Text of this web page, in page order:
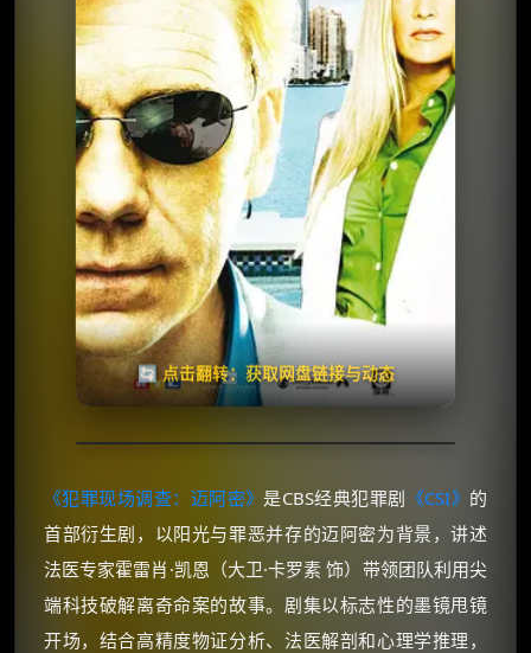
🔄 点击翻转：获取网盘链接与动态
夸克网盘
失效请反馈
🧧️
天天领红包
《犯罪现场调查：迈阿密》是CBS经典犯罪剧 《CSI》 的
首部衍生剧，以阳光与罪恶并存的迈阿密为背景，讲述
法医专家霍雷肖·凯恩（大卫·卡罗素 饰）带领团队利用尖
端科技破解离奇命案的故事。剧集以标志性的墨镜甩镜
开场，结合高精度物证分析、法医解剖和心理学推理，